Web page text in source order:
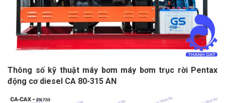
Thông số kỹ thuật máy bơm máy bơm trục rời Pentax
động cơ diesel CA 80-315 AN